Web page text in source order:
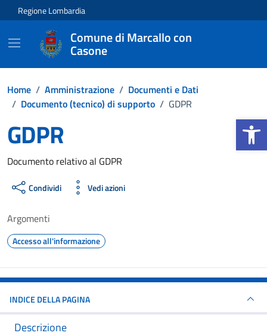
Apri la
Vai ai contenuti
Vai al footer
Regione Lombardia
Comune di Marcallo con
Casone
Home / Amministrazione / Documenti e Dati
/ Documento (tecnico) di supporto / GDPR
GDPR
Dettagli del documento
Documento relativo al GDPR
Condividi Vedi azioni
Argomenti
Accesso all'informazione
INDICE DELLA PAGINA
Descrizione